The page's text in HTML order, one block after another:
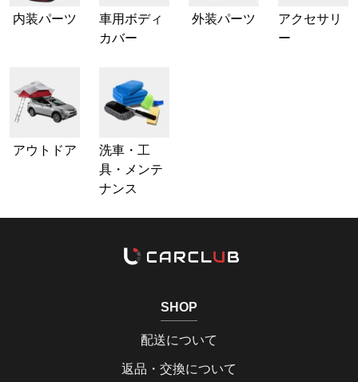
内装パーツ
車用ボディ
カバー
外装パーツ
アクセサリ
ー
アウトドア
洗車・工
具・メンテ
ナンス
SHOP
配送について
返品・交換について